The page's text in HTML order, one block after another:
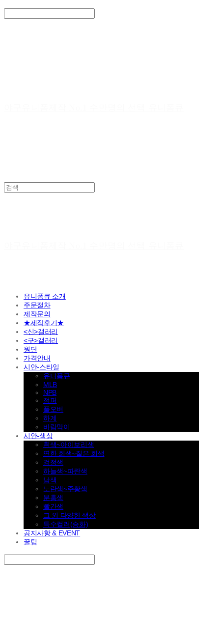
유니폼큐 소개
주문절차
제작문의
★제작후기★
<신>갤러리
<구>갤러리
원단
가격안내
시안-스타일
유니폼큐
MLB
NPB
점퍼
풀오버
하계
바람막이
시안-색상
흰색~아이보리색
연한 회색~짙은 회색
검정색
하늘색~파란색
남색
노란색~주황색
분홍색
빨간색
그 외 다양한 색상
특수컬러(승화)
공지사항 & EVENT
꿀팁